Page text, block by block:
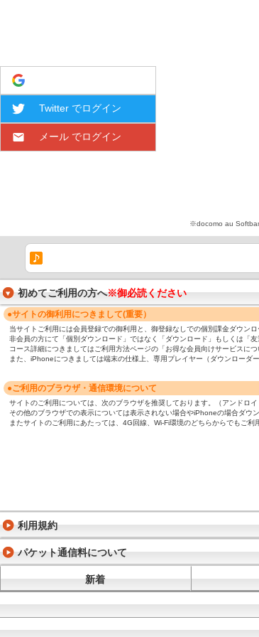
Twitter でログイン
メール でログイン
※docomo au
初めてご利用の方へ※御必読ください
●サイトの御利用につきまして(重要）
当サイトご利用には会員登録での御利用と、御登録なしでの個別課金ダウン
非会員の方にて「個別ダウンロード」ではなく「ダウンロード」もしくは「
コース詳細につきましてはご利用方法ページの「お得な会員向けサービスに
また、iPhoneにつきましては端末の仕様上、専用プレイヤー（ダウンロー
●ご利用のブラウザ・通信環境について
サイトのご利用については、次のブラウザを推奨しております。（アンド
その他のブラウザでの表示については表示されない場合やiPhoneの場合ダウ
またサイトのご利用にあたっては、4G回線、Wi-Fi環境のどちらからでもご利
利用規約
パケット通信料について
新着